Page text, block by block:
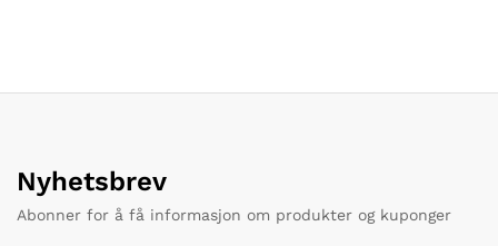
Nyhetsbrev
Abonner for å få informasjon om produkter og kuponger